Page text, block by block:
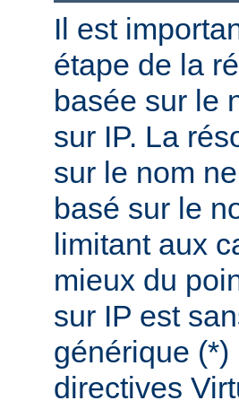
Il est
étape de la
basée sur le
sur IP. La
sur le nom
basé sur le
limitant aux
mieux du
sur IP est
générique
directives